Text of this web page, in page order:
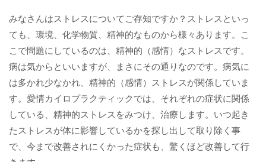
みなさんはストレスについてご存知ですか？ストレスといっ
ても、環境、化学物質、精神的なものから様々あります。こ
こで問題にしているのは、精神的（感情）なストレスです。
病は気からといいますが、まさにその通りなのです。病気に
は多かれ少なかれ、精神的（感情）ストレスが関係していま
す。愛情カイロプラクティックでは、それぞれの症状に関係
している、精神的ストレスをみつけ、治療します。いつ起き
たストレスが体に影響しているかを探し出して取り除く事
で、今まで改善されにくかった症状も、驚くほど改善して行